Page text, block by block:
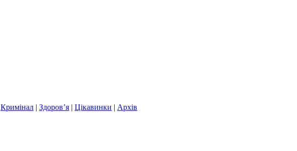
Кримінал | Здоров’я | Цікавинки | Архів